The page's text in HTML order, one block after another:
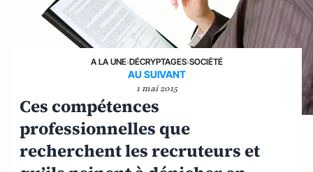
A LA UNE›DÉCRYPTAGES›SOCIÉTÉ
AU SUIVANT
1 mai 2015
Ces compétences
professionnelles que
recherchent les recruteurs et